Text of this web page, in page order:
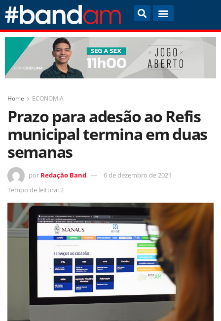
Home ECONOMIA
Prazo para adesão ao Refis
municipal termina em duas
semanas
por Redação Band
6 de dezembro de 2021
Tempo de leitura: 2